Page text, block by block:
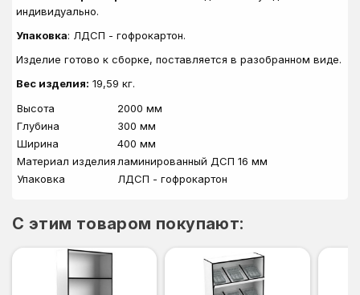
индивидуально.
Упаковка: ЛДСП - гофрокартон.
Изделие готово к сборке, поставляется в разобранном виде.
Вес изделия: 19,59 кг.
Высота
2000 мм
Глубина
300 мм
Ширина
400 мм
Материал изделия ламинированный ДСП 16 мм
Упаковка
ЛДСП - гофрокартон
C этим товаром покупают: